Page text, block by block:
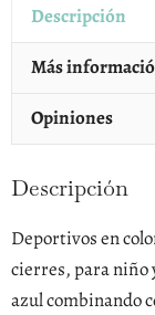
Descripción
Más
Opiniones
Descripción
Deportivos en
cierres, para niño
azul combinando